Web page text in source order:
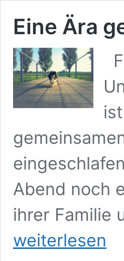
Eine Ära
eingeschlafen
Abend noch
ihrer Familie
weiterlesen